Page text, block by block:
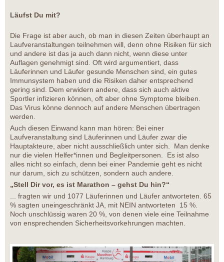
Läufst Du mit?
Die Frage ist aber auch, ob man in diesen Zeiten überhaupt an
Laufveranstaltungen teilnehmen will, denn ohne Risiken für sich
und andere ist das ja auch dann nicht, wenn diese unter
Auflagen genehmigt sind. Oft wird argumentiert, dass
Läuferinnen und Läufer gesunde Menschen sind, ein gutes
Immunsystem haben und die Risiken daher entsprechend
gering sind. Dem erwidern andere, dass sich auch aktive
Sportler infizieren können, oft aber ohne Symptome bleiben.
Das Virus könne dennoch auf andere Menschen übertragen
werden.
Auch diesen Einwand kann man hören: Bei einer
Laufveranstaltung sind Läuferinnen und Läufer zwar die
Hauptakteure, aber nicht ausschließlich unter sich. Man denke
nur die vielen Helfer*innen und Begleitpersonen. Es ist also
alles nicht so einfach, denn bei einer Pandemie geht es nicht
nur darum, sich zu schützen, sondern auch andere.
„Stell Dir vor, es ist Marathon – gehst Du hin?“
... fragten wir und 1077 Läuferinnen und Läufer antworteten. 65
% sagten uneingeschränkt JA, mit NEIN antworteten 15 %.
Noch unschlüssig waren 20 %, von denen viele eine Teilnahme
von ensprechenden Sicherheitsvorkehrungen machten.